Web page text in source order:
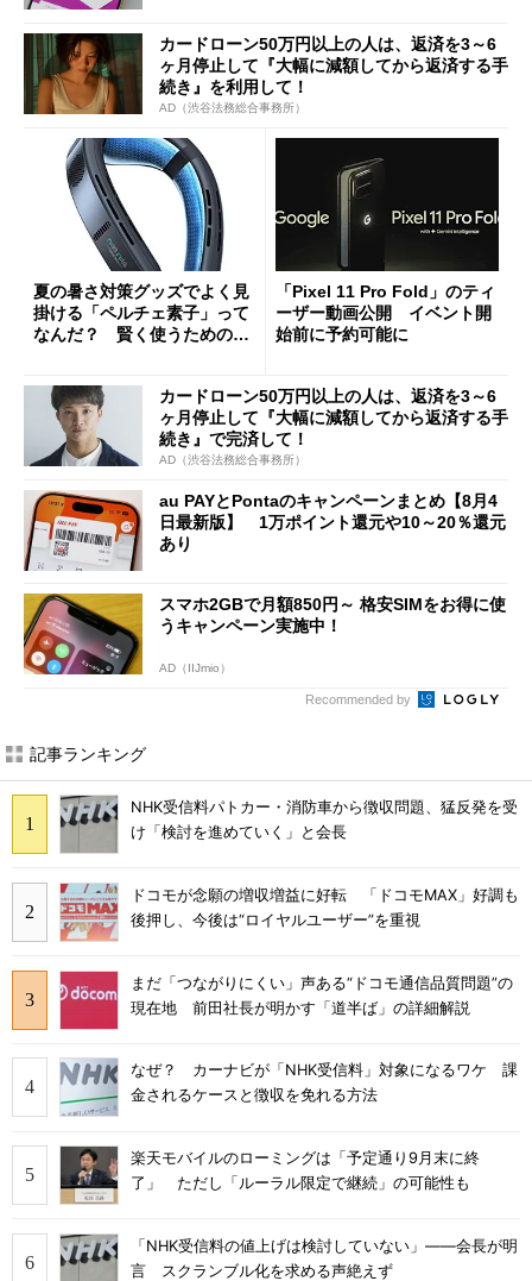
カードローン50万円以上の人は、返済を3～6
ヶ月停止して『大幅に減額してから返済する手
続き』を利用して！
AD（渋谷法務総合事務所）
夏の暑さ対策グッズでよく見
掛ける「ペルチェ素子」って
なんだ？ 賢く使うための注
「Pixel 11 Pro Fold」のティ
ーザー動画公開 イベント開
始前に予約可能に
カードローン50万円以上の人は、返済を3～6
ヶ月停止して『大幅に減額してから返済する手
続き』で完済して！
AD（渋谷法務総合事務所）
au PAYとPontaのキャンペーンまとめ【8月4
日最新版】 1万ポイント還元や10～20％還元
あり
スマホ2GBで月額850円～ 格安SIMをお得に使
うキャンペーン実施中！
AD（IIJmio）
Recommended by
記事ランキング
NHK受信料パトカー・消防車から徴収問題、猛反発を受
け「検討を進めていく」と会長
ドコモが念願の増収増益に好転 「ドコモMAX」好調も
後押し、今後は“ロイヤルユーザー”を重視
まだ「つながりにくい」声ある“ドコモ通信品質問題”の
現在地 前田社長が明かす「道半ば」の詳細解説
なぜ？ カーナビが「NHK受信料」対象になるワケ 課
金されるケースと徴収を免れる方法
楽天モバイルのローミングは「予定通り9月末に終
了」 ただし「ルーラル限定で継続」の可能性も
「NHK受信料の値上げは検討していない」――会長が明
言 スクランブル化を求める声絶えず